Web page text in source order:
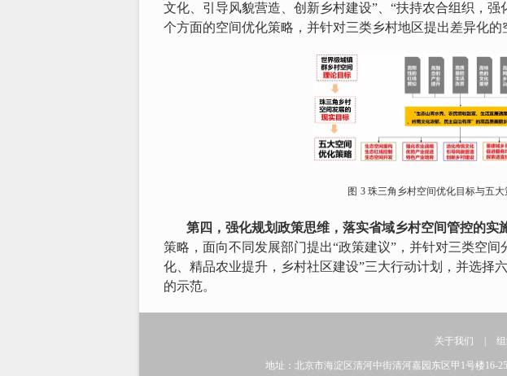
文化、引导风貌营造、创新乡村建设”、“扶持农合组织，强
个方面的空间优化策略，并针对三类乡村地区提出差异化的
图 3 珠三角乡村空间优化目标与五大
第四，强化规划政策思维，落实省域乡村空间管控的实
策略，面向不同发展部门提出“政策建议”，并针对三类空间
化、精品农业提升，乡村社区建设”三大行动计划，并选择
的示范。
关于我们
地址：北京市海淀区清河中街清河嘉园东区甲1号楼16-